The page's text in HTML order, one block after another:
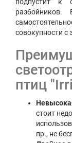
совокупности с
птиц
стоит
пр., не